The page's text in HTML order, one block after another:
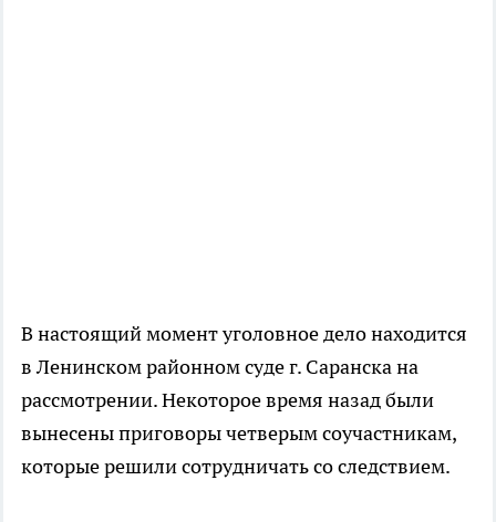
В настоящий момент уголовное дело находится
в Ленинском районном суде г. Саранска на
рассмотрении. Некоторое время назад были
вынесены приговоры четверым соучастникам,
которые решили сотрудничать со следствием.